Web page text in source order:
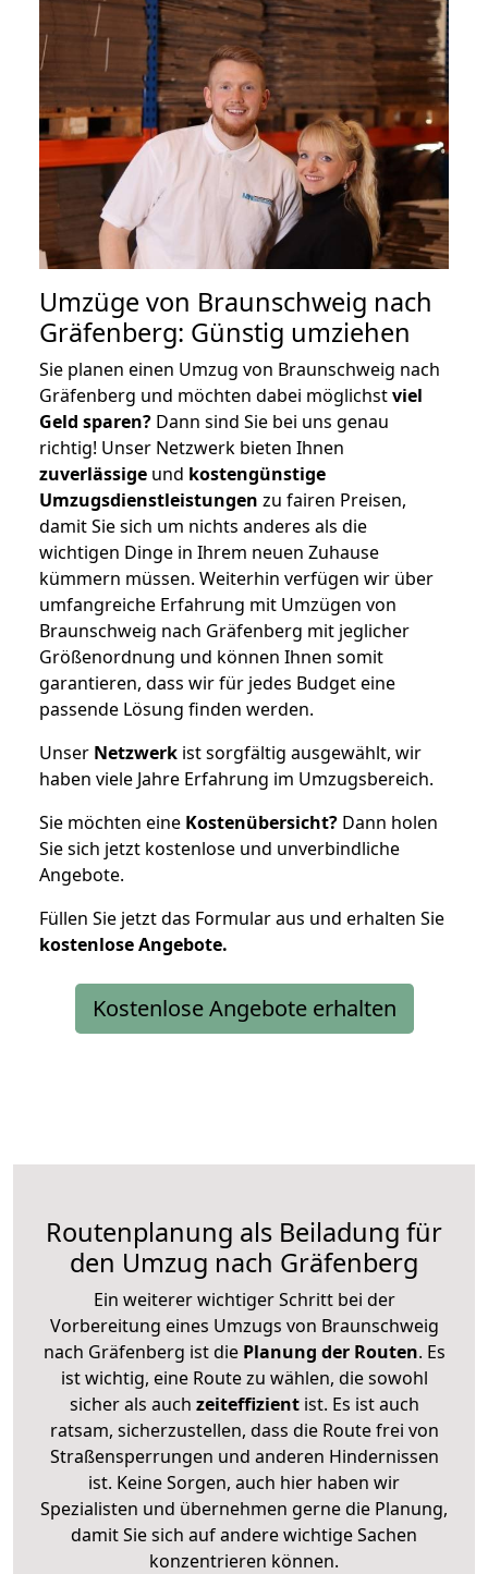
Umzüge von Braunschweig nach
Gräfenberg: Günstig umziehen
Sie planen einen Umzug von Braunschweig nach
Gräfenberg und möchten dabei möglichstviel
Geld sparen? Dann sind Sie bei uns genau
richtig! Unser Netzwerk bieten Ihnen
zuverlässige und kostengünstige
Umzugsdienstleistungen zu fairen Preisen,
damit Sie sich um nichts anderes als die
wichtigen Dinge in Ihrem neuen Zuhause
kümmern müssen. Weiterhin verfügen wir über
umfangreiche Erfahrung mit Umzügen von
Braunschweig nach Gräfenberg mit jeglicher
Größenordnung und können Ihnen somit
garantieren, dass wir für jedes Budget eine
passende Lösung finden werden.
Unser Netzwerk ist sorgfältig ausgewählt, wir
haben viele Jahre Erfahrung im Umzugsbereich.
Sie möchten eine Kostenübersicht? Dann holen
Sie sich jetzt kostenlose und unverbindliche
Angebote.
Füllen Sie jetzt das Formular aus und erhalten Sie
kostenloseAngebote.
Kostenlose Angebote erhalten
Routenplanung als Beiladung für
den Umzug nach Gräfenberg
Ein weiterer wichtiger Schritt bei der
Vorbereitung eines Umzugs von Braunschweig
nach Gräfenberg ist diePlanung der Routen. Es
ist wichtig, eine Route zu wählen, die sowohl
sicher als auch zeiteffizientist. Es ist auch
ratsam, sicherzustellen, dass die Route frei von
Straßensperrungen und anderen Hindernissen
ist. Keine Sorgen, auch hier haben wir
Spezialisten und übernehmen gerne die Planung,
damit Sie sich auf andere wichtige Sachen
konzentrieren können.